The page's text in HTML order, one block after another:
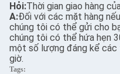
Hỏi:Thời gian giao hàng
A:Đối với các mặt hàng
chúng tôi có thể gửi cho
chúng tôi có thể hứa hẹn
một số lượng đáng kể
giờ.
Tags: